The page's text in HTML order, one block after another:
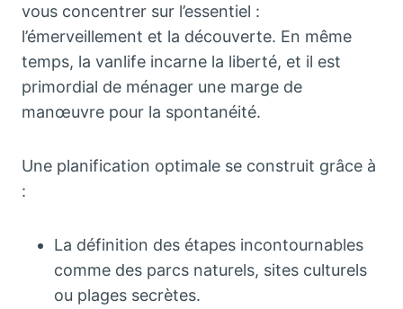
vous concentrer sur l’essentiel :
l’émerveillement et la découverte. En même
temps, la vanlife incarne la liberté, et il est
primordial de ménager une marge de
manœuvre pour la spontanéité.
Une planification optimale se construit grâce à
:
La définition des étapes incontournables
comme des parcs naturels, sites culturels
ou plages secrètes.